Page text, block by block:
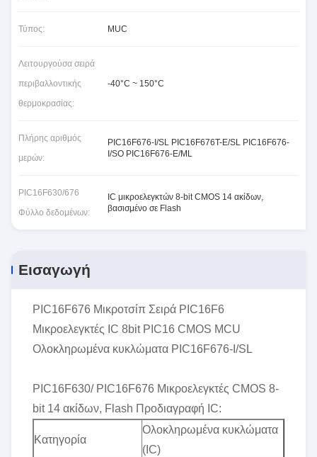
Τύπος: MUC
Λειτουργούσα σειρά
περιβαλλοντικής
θερμοκρασίας:
-40°C ~ 150°C
Πλήρης αριθμός
μερών:
PIC16F676-I/SL PIC16F676T-E/SL PIC16F676-
I/SO PIC16F676-E/ML
PIC16F630/676
Φύλλο δεδομένων:
IC μικροελεγκτών 8-bit CMOS 14 ακίδων,
βασισμένο σε Flash
Εισαγωγή
PIC16F676 Μικροτσίπ Σειρά PIC16F6
Μικροελεγκτές IC 8bit PIC16 CMOS MCU
Ολοκληρωμένα κυκλώματα PIC16F676-I/SL
PIC16F630/ PIC16F676 Μικροελεγκτές CMOS 8-
bit 14 ακίδων, Flash Προδιαγραφή IC:
Κατηγορία
Ολοκληρωμένα κυκλώματα
(IC)